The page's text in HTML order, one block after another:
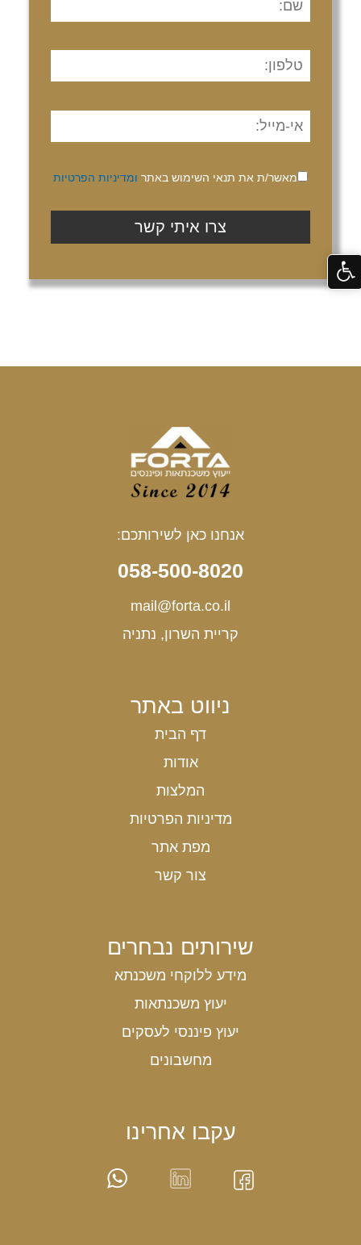
מאשר/ת את תנאי השימוש באתר ומדיניות הפרטיות
אנחנו כאן לשירותכם:
058-500-8020
mail@forta.co.il
קריית השרון, נתניה
ניווט באתר
דף הבית
אודות
המלצות
מדיניות הפרטיות
מפת אתר
צור קשר
שירותים נבחרים
מידע ללוקחי משכנתא
יעוץ משכנתאות
יעוץ פיננסי לעסקים
מחשבונים
עקבו אחרינו